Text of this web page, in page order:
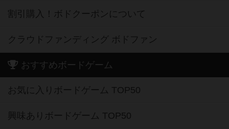
割引購入！ボドクーポンについて
クラウドファンディング ボドファン
おすすめボードゲーム
お気に入りボードゲーム TOP50
興味ありボードゲーム TOP50